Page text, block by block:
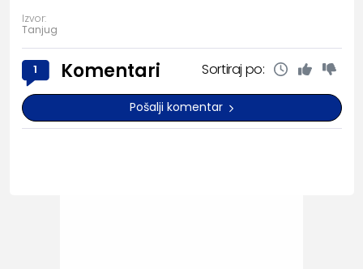
Izvor:
Tanjug
1 Komentari Sortiraj po:
Pošalji komentar